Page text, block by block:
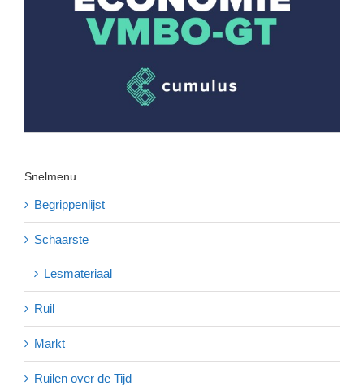
Snelmenu
Begrippenlijst
Schaarste
Lesmateriaal
Ruil
Markt
Ruilen over de Tijd